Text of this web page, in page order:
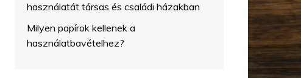
használatát társas és családi házakban
Milyen papírok kellenek a
használatbavételhez?